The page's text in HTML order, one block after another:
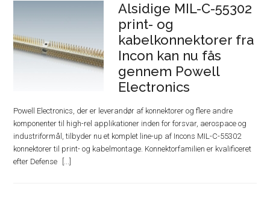
Alsidige MIL-C-55302
print- og
kabelkonnektorer fra
Incon kan nu fås
gennem Powell
Electronics
Powell Electronics, der er leverandør af konnektorer og flere andre
komponenter til high-rel applikationer inden for forsvar, aerospace og
industriformål, tilbyder nu et komplet line-up af Incons MIL-C-55302
konnektorer til print- og kabelmontage. Konnektorfamilien er kvalificeret
efter Defense